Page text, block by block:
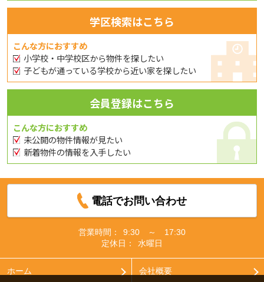
学区検索はこちら
こんな方におすすめ
小学校・中学校区から物件を探したい
子どもが通っている学校から近い家を探したい
会員登録はこちら
こんな方におすすめ
未公開の物件情報が見たい
新着物件の情報を入手したい
電話でお問い合わせ
営業時間：
9:30 ～ 17:30
定休日：
水曜日
ホーム 会社概要